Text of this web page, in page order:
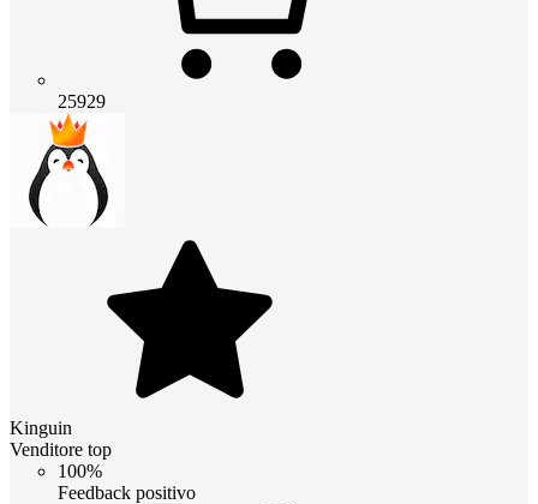
25929
Kinguin
Venditore top
100%
Feedback positivo